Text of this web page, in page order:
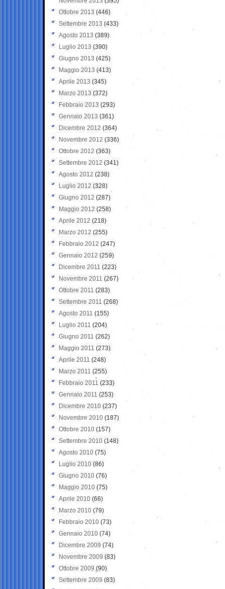
Ottobre 2013 (446)
Settembre 2013 (433)
Agosto 2013 (389)
Luglio 2013 (390)
Giugno 2013 (425)
Maggio 2013 (413)
Aprile 2013 (345)
Marzo 2013 (372)
Febbraio 2013 (293)
Gennaio 2013 (361)
Dicembre 2012 (364)
Novembre 2012 (336)
Ottobre 2012 (363)
Settembre 2012 (341)
Agosto 2012 (238)
Luglio 2012 (328)
Giugno 2012 (287)
Maggio 2012 (258)
Aprile 2012 (218)
Marzo 2012 (255)
Febbraio 2012 (247)
Gennaio 2012 (259)
Dicembre 2011 (223)
Novembre 2011 (267)
Ottobre 2011 (283)
Settembre 2011 (268)
Agosto 2011 (155)
Luglio 2011 (204)
Giugno 2011 (262)
Maggio 2011 (273)
Aprile 2011 (248)
Marzo 2011 (255)
Febbraio 2011 (233)
Gennaio 2011 (253)
Dicembre 2010 (237)
Novembre 2010 (187)
Ottobre 2010 (157)
Settembre 2010 (148)
Agosto 2010 (75)
Luglio 2010 (86)
Giugno 2010 (76)
Maggio 2010 (75)
Aprile 2010 (66)
Marzo 2010 (79)
Febbraio 2010 (73)
Gennaio 2010 (74)
Dicembre 2009 (74)
Novembre 2009 (83)
Ottobre 2009 (90)
Settembre 2009 (83)